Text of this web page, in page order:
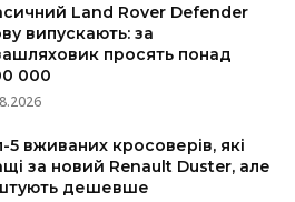
Land Rover Defender
випускають: за
просять понад
000
5 вживаних кросоверів, які
за новий Renault Duster, але
дешевше